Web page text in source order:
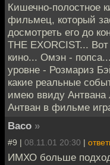
Кишечно-полостное
фильмец, который
досмотреть его до
THE EXORCIST...
кино... Омэн -
уровне - Розмариз
какие реальные
имею ввиду Антвана
Антван в фильме
Baco »
#9 | 08.11.01 20:30 |
ИМХО больше